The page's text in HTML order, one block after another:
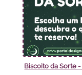
Biscoito da Sorte